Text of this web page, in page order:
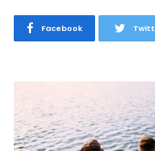
Facebook